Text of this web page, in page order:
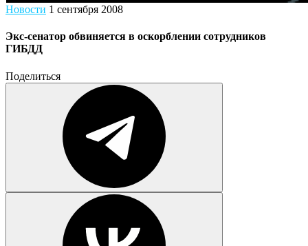
Новости 1 сентября 2008
Экс-сенатор обвиняется в оскорблении сотрудников
ГИБДД
Поделиться